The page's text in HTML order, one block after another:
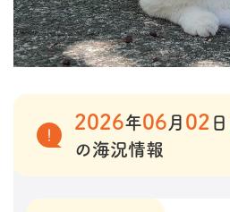
2026年06 月 02 日
の海況情報